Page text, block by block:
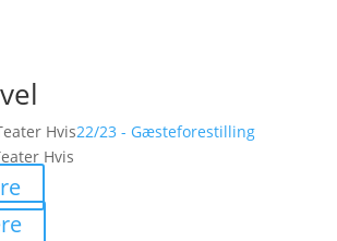
Hvis22/23 - Gæsteforestilling
Hvis